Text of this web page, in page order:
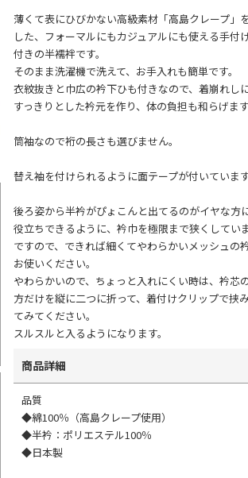
薄くて表にひびかない高級素材「高島クレープ」
した、フォーマルにもカジュアルにも使える手付
付きの半襦袢です。
そのまま洗濯機で洗えて、お手入れも簡単です。
衣紋抜きと巾広の衿下ひも付きなので、着崩れし
すっきりとした衿元を作り、体の負担も和らげます
筒袖なので裄の長さも選びません。
替え袖を付けられるように面テープが付いています
後ろ姿から半衿がぴょこんと出てるのがイヤな方
役立ちできるように、衿巾を極限まで狭くしていま
ですので、できれば細くてやわらかいメッシュの
お使いください。
やわらかいので、ちょっと入れにくい時は、衿芯
方だけを縦に二つに折って、着付けクリップで挟
てみてください。
スルスルと入るようになります。
商品詳細
品質
◆綿100％（高島クレープ使用）
◆半衿：ポリエステル100％
◆日本製